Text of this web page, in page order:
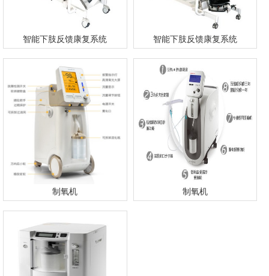
智能下肢反馈康复系统 智能下肢反馈康复系统
制氧机 制氧机